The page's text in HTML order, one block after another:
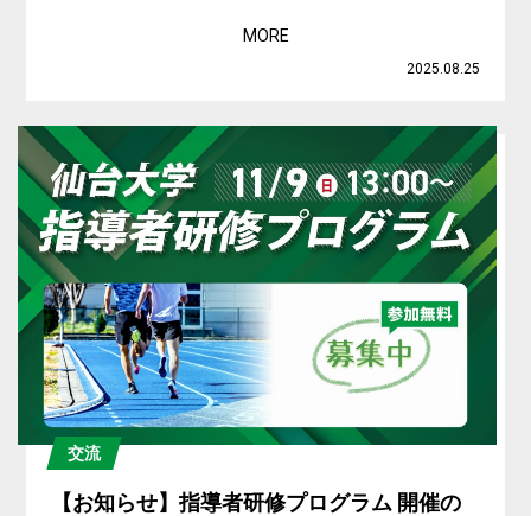
MORE
2025.08.25
交流
【お知らせ】指導者研修プログラム 開催の